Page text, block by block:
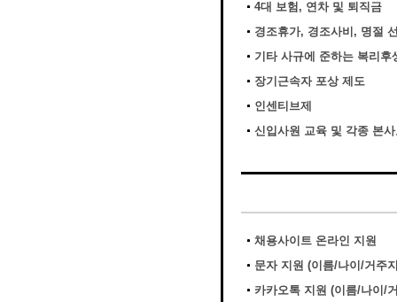
4대 보험, 연차 및 퇴직금
경조휴가, 경조사비, 명절
기타 사규에 준하는 복리후
장기근속자 포상 제도
인센티브제
신입사원 교육 및 각종 본
채용사이트 온라인 지원
문자 지원 (이름/나이/거주
카카오톡 지원 (이름/나이/